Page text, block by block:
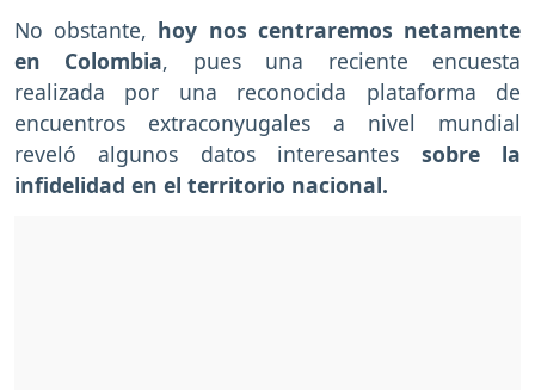
No obstante, hoy nos centraremos netamente
en Colombia, pues una reciente encuesta
realizada por una reconocida plataforma de
encuentros extraconyugales a nivel mundial
reveló algunos datos interesantes sobre la
infidelidad en el territorio nacional.